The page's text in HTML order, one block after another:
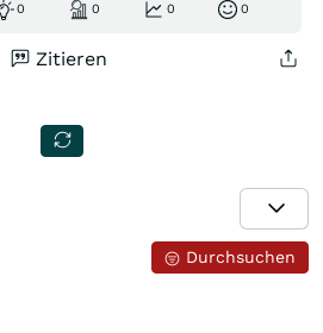
0 0 0 0
Zitieren
Durchsuchen